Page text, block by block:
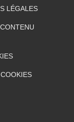
LÉGALES